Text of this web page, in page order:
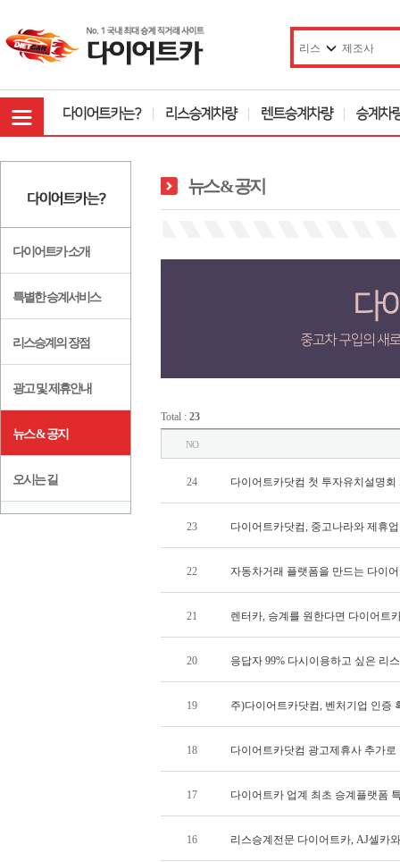
다이어트카 소개
특별한 승계서비스
리스승계의 장점
광고 및 제휴안내
뉴스 & 공지
오시는 길
뉴스 & 공지
Total : 23
NO
24 다이어트카닷컴 첫 투자유치설명회
23 다이어트카닷컴, 중고나라와 제휴
22 자동차거래 플랫폼을 만드는 다이
21 렌터카, 승계를 원한다면 다이어트
20 응답자 99% 다시이용하고 싶은 리
19 주)다이어트카닷컴, 벤처기업 인증
18 다이어트카닷컴 광고제휴사 추가로
17 다이어트카 업계 최초 승계플랫폼
16 리스승계전문 다이어트카, AJ셀카